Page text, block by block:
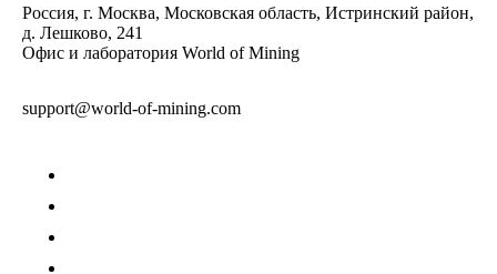
Россия, г. Москва, Московская область, Истринский район,
д. Лешково, 241
Офис и лаборатория World of Mining
support@world-of-mining.com